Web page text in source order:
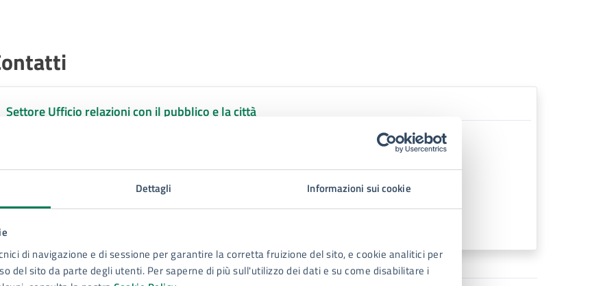
Dettagli Informazioni sui cookie
di navigazione e di sessione per garantire la corretta fruizione del sito, e cookie analitici per
del sito da parte degli utenti. Per saperne di più sull'utilizzo dei dati e su come disabilitare i
Settore Ufficio relazioni con il pubblico e la città
serviziocivileuniversalesr@comune.siracusa.it